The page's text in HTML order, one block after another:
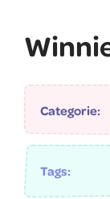
Categorie:
Tags: